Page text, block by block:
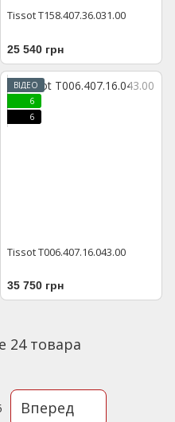
Tissot T158.407.36.031.00
25 540 грн
ВІДЕО
6
6
Tissot T006.407.16.043.00
35 750 грн
24 товара
Вперед